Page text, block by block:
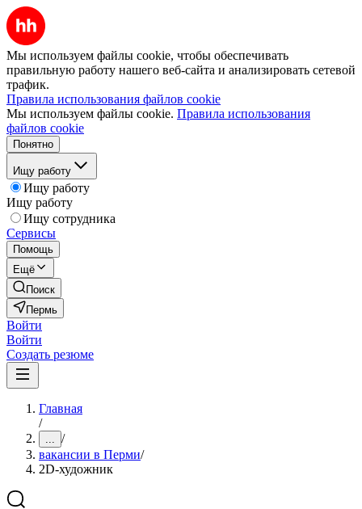
Мы используем файлы cookie, чтобы обеспечивать
правильную работу нашего веб-сайта и анализировать сетевой
трафик.
Правила использования файлов cookie
Мы используем файлы cookie. Правила использования
файлов cookie
Понятно
Ищу работу
Ищу работу
Ищу работу
Ищу сотрудника
Сервисы
Помощь
Ещё
Поиск
Пермь
Войти
Войти
Создать резюме
Главная
/
... /
вакансии в Перми/
2D-художник